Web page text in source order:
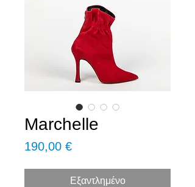
Μarchelle
190,00 €Τιμή
Εξαντλημένο